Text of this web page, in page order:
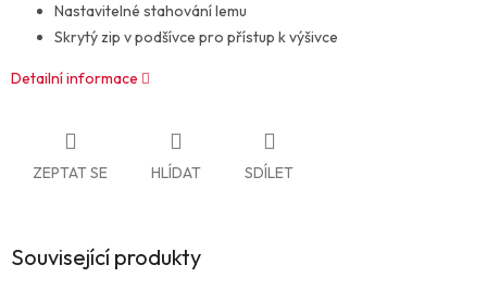
Nastavitelné stahování lemu
Skrytý zip v podšívce pro přístup k výšivce
Detailní informace
ZEPTAT SE HLÍDAT SDÍLET
Související produkty